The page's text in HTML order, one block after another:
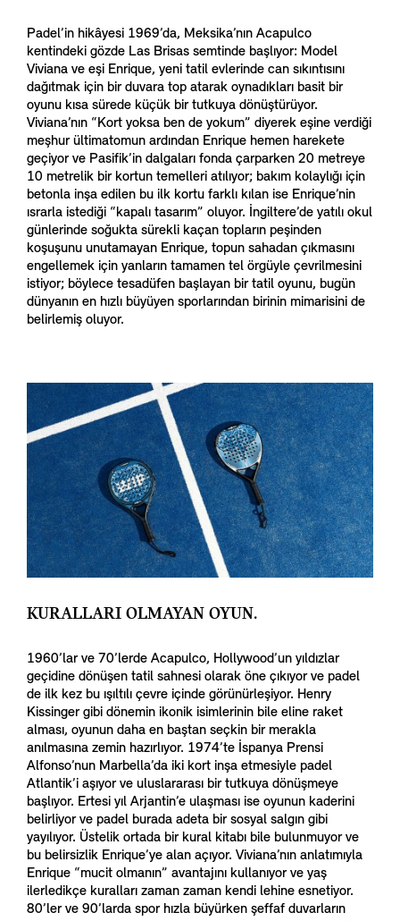
Padel’in hikâyesi 1969’da, Meksika’nın Acapulco
kentindeki gözde Las Brisas semtinde başlıyor: Model
Viviana ve eşi Enrique, yeni tatil evlerinde can sıkıntısını
dağıtmak için bir duvara top atarak oynadıkları basit bir
oyunu kısa sürede küçük bir tutkuya dönüştürüyor.
Viviana’nın “Kort yoksa ben de yokum” diyerek eşine verdiği
meşhur ültimatomun ardından Enrique hemen harekete
geçiyor ve Pasifik’in dalgaları fonda çarparken 20 metreye
10 metrelik bir kortun temelleri atılıyor; bakım kolaylığı için
betonla inşa edilen bu ilk kortu farklı kılan ise Enrique’nin
ısrarla istediği “kapalı tasarım” oluyor. İngiltere’de yatılı okul
günlerinde soğukta sürekli kaçan topların peşinden
koşuşunu unutamayan Enrique, topun sahadan çıkmasını
engellemek için yanların tamamen tel örgüyle çevrilmesini
istiyor; böylece tesadüfen başlayan bir tatil oyunu, bugün
dünyanın en hızlı büyüyen sporlarından birinin mimarisini de
belirlemiş oluyor.
KURALLARI OLMAYAN OYUN.
1960’lar ve 70’lerde Acapulco, Hollywood’un yıldızlar
geçidine dönüşen tatil sahnesi olarak öne çıkıyor ve padel
de ilk kez bu ışıltılı çevre içinde görünürleşiyor. Henry
Kissinger gibi dönemin ikonik isimlerinin bile eline raket
alması, oyunun daha en baştan seçkin bir merakla
anılmasına zemin hazırlıyor. 1974’te İspanya Prensi
Alfonso’nun Marbella’da iki kort inşa etmesiyle padel
Atlantik’i aşıyor ve uluslararası bir tutkuya dönüşmeye
başlıyor. Ertesi yıl Arjantin’e ulaşması ise oyunun kaderini
belirliyor ve padel burada adeta bir sosyal salgın gibi
yayılıyor. Üstelik ortada bir kural kitabı bile bulunmuyor ve
bu belirsizlik Enrique’ye alan açıyor. Viviana’nın anlatımıyla
Enrique “mucit olmanın” avantajını kullanıyor ve yaş
ilerledikçe kuralları zaman zaman kendi lehine esnetiyor.
80’ler ve 90’larda spor hızla büyürken şeffaf duvarların